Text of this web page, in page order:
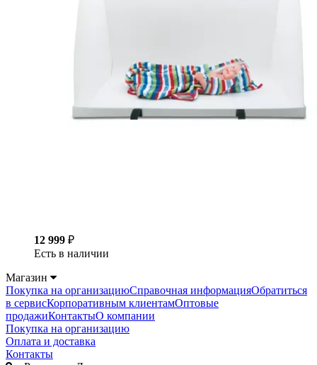
12 999 ₽
Есть в наличии
Магазин
Покупка на организациюСправочная информацияОбратиться
в сервисКорпоративным клиентамОптовые
продажиКонтактыО компании
Покупка на организацию
Оплата и доставка
Контакты